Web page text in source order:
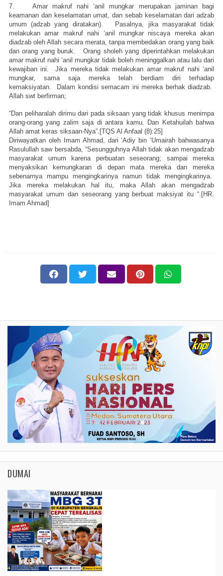
7. Amar makruf nahi ‘anil mungkar merupakan jaminan bagi
keamanan dan keselamatan umat, dan sebab keselamatan dari adzab
umum (adzab yang diratakan). Pasalnya, jika masyarakat tidak
melakukan amar makruf nahi ‘anil mungkar niscaya mereka akan
diadzab oleh Allah secara merata, tanpa membedakan orang yang baik
dan orang yang buruk. Orang sholeh yang diperintahkan melakukan
amar makruf nahi ‘anil mungkar tidak boleh meninggalkan atau lalu dari
kewajiban ini. Jika mereka tidak melakukan amar makruf nahi ‘anil
mungkar, sama saja mereka telah berdiam diri terhadap
kemaksiyatan. Dalam kondisi semacam ini mereka berhak diadzab.
Allah swt berfirman;
“Dan peliharalah dirimu dari pada siksaan yang tidak khusus menimpa
orang-orang yang zalim saja di antara kamu. Dan Ketahuilah bahwa
Allah amat keras siksaan-Nya”.[TQS Al Anfaal (8):25]
Diriwayatkan oleh Imam Ahmad, dari ‘Adiy bin ‘Umairah bahwasanya
Rasulullah saw bersabda, “Sesungguhnya Allah tidak akan mengadzab
masyarakat umum karena perbuatan seseorang; sampai mereka
menyaksikan kemungkaran di depan mata mereka dan mereka
sebenarnya mampu mengingkarinya namun tidak mengingkarinya.
Jika mereka melakukan hal itu, maka Allah akan mengadzab
masyarakat umum dan seseorang yang berbuat maksiyat itu “.[HR.
Imam Ahmad]
DUMAI